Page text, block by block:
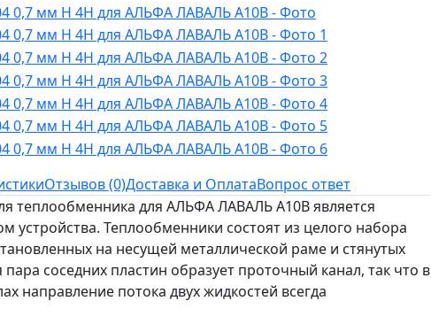
Отзывов (0)Доставка и ОплатаВопрос ответ
теплообменника для АЛЬФА ЛАВАЛЬ A10B является
устройства. Теплообменники состоят из целого набора
на несущей металлической раме и стянутых
соседних пластин образует проточный канал, так что в
направление потока двух жидкостей всегда